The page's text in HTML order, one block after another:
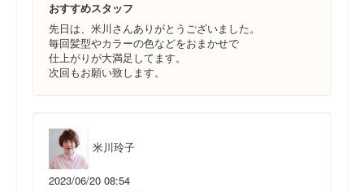
おすすめスタッフ
先日は、米川さんありがとうございました。
毎回髪型やカラーの色などをおまかせで
仕上がりが大満足してます。
次回もお願い致します。
米川玲子
2023/06/20 08:54